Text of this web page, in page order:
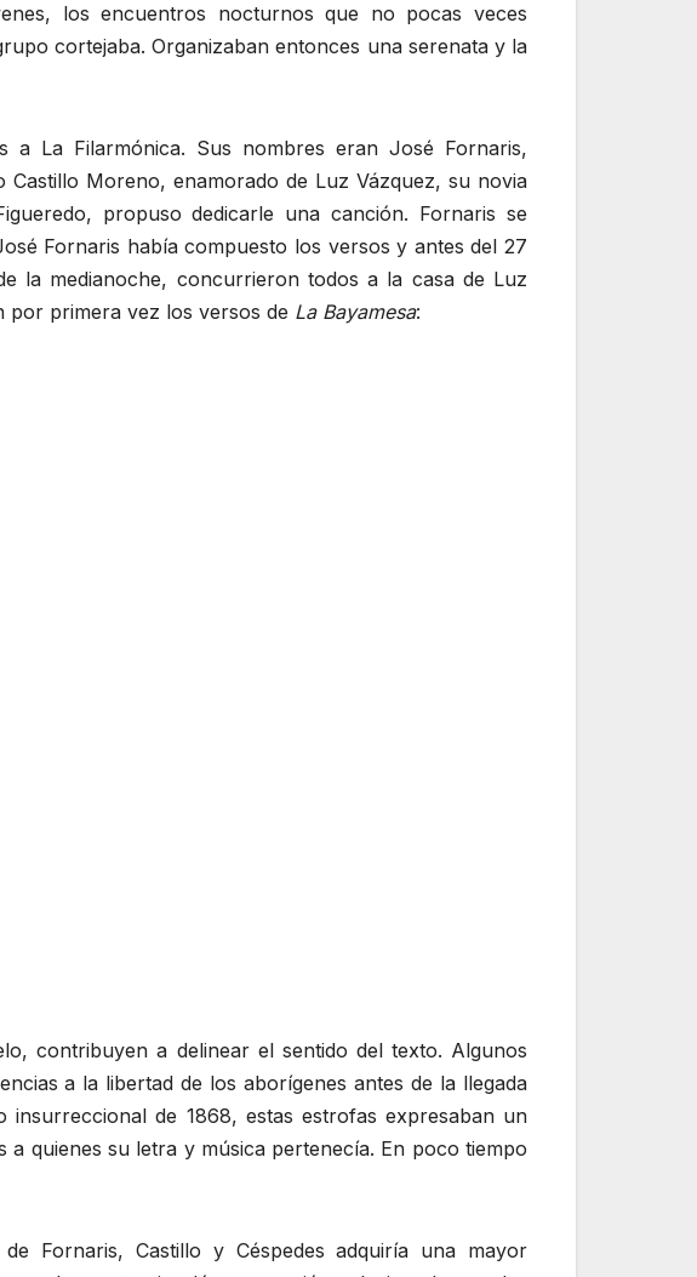
los encuentros nocturnos que no pocas veces
cortejaba. Organizaban entonces una serenata y la
a La Filarmónica. Sus nombres eran José Fornaris,
Moreno, enamorado de Luz Vázquez, su novia
propuso dedicarle una canción. Fornaris se
Fornaris había compuesto los versos y antes del 27
la medianoche, concurrieron todos a la casa de Luz
por primera vez los versos de La Bayamesa:
contribuyen a delinear el sentido del texto. Algunos
a la libertad de los aborígenes antes de la llegada
de 1868, estas estrofas expresaban un
quienes su letra y música pertenecía. En poco tiempo
Fornaris, Castillo y Céspedes adquiría una mayor